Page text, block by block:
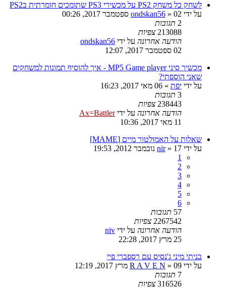
לשחק כל משחק PS2 על מכשירי PS3 שתומכים חומרתית בPS2
על ידי
ondskan56 » 02 ספטמבר 2017, 00:26
2 תגובות
213088 צפיות
הודעה אחרונה על ידי ondskan56
02 ספטמבר 2017, 12:07
מכשיר סיני MP5 Game player - איך להוסיף תמונות למשחקים
שאני הוספתי?
על ידי יפת » 06 מאי 2017, 16:23
3 תגובות
238443 צפיות
הודעה אחרונה על ידיAx=Battler
11 מאי 2017, 10:36
שאלות על האמולטור מיים [MAME]
על ידי
nir» 17 נובמבר 2012, 19:53
1
2
3
4
5
6
57 תגובות
2267542 צפיות
הודעה אחרונה על ידי niv
25 מרץ 2017, 22:28
בניתי מיני ג'נסיס עם רספברי פיי
על ידי
R A V E N » 09 מרץ 2017, 12:19
7 תגובות
316526 צפיות